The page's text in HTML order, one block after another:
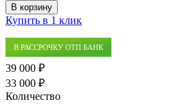
В корзину
Купить в 1 клик
В РАССРОЧКУ ОТП БАНК
39 000 ₽
33 000 ₽
Количество